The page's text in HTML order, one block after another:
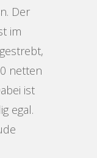
Der
im
netten
ist
egal.